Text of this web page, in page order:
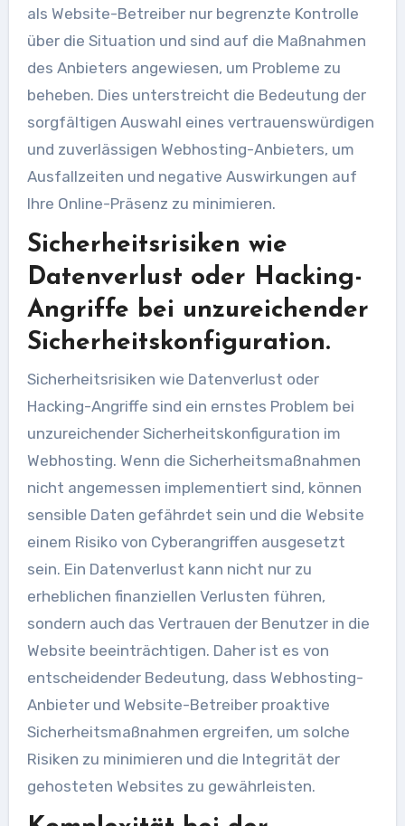
als Website-Betreiber nur begrenzte Kontrolle
über die Situation und sind auf die Maßnahmen
des Anbieters angewiesen, um Probleme zu
beheben. Dies unterstreicht die Bedeutung der
sorgfältigen Auswahl eines vertrauenswürdigen
und zuverlässigen Webhosting-Anbieters, um
Ausfallzeiten und negative Auswirkungen auf
Ihre Online-Präsenz zu minimieren.
Sicherheitsrisiken wie
Datenverlust oder Hacking-
Angriffe bei unzureichender
Sicherheitskonfiguration.
Sicherheitsrisiken wie Datenverlust oder
Hacking-Angriffe sind ein ernstes Problem bei
unzureichender Sicherheitskonfiguration im
Webhosting. Wenn die Sicherheitsmaßnahmen
nicht angemessen implementiert sind, können
sensible Daten gefährdet sein und die Website
einem Risiko von Cyberangriffen ausgesetzt
sein. Ein Datenverlust kann nicht nur zu
erheblichen finanziellen Verlusten führen,
sondern auch das Vertrauen der Benutzer in die
Website beeinträchtigen. Daher ist es von
entscheidender Bedeutung, dass Webhosting-
Anbieter und Website-Betreiber proaktive
Sicherheitsmaßnahmen ergreifen, um solche
Risiken zu minimieren und die Integrität der
gehosteten Websites zu gewährleisten.